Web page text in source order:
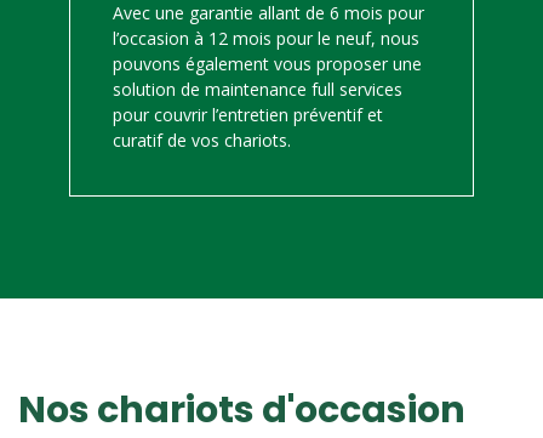
Avec une garantie allant de 6 mois pour
l’occasion à 12 mois pour le neuf, nous
pouvons également vous proposer une
solution de maintenance full services
pour couvrir l’entretien préventif et
curatif de vos chariots.
Nos chariots d'occasion